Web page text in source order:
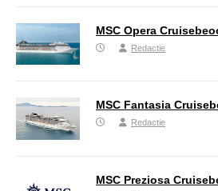
MSC Opera
Redactie
MSC Fantasia
Redactie
MSC Preziosa